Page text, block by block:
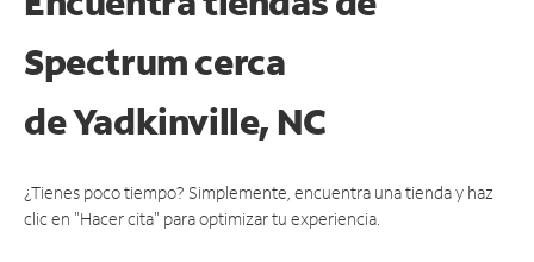
Spectrum cerca
deYadkinville, NC
¿Tienes poco tiempo? Simplemente, encuentra una tienda y haz
clic en "Hacer cita" para optimizar tu experiencia.